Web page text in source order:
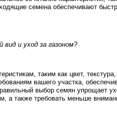
семена обеспечивают
и уход за газоном?
таким как цвет,
вашего участка,
выбор семян упрощает
а также требовать меньше